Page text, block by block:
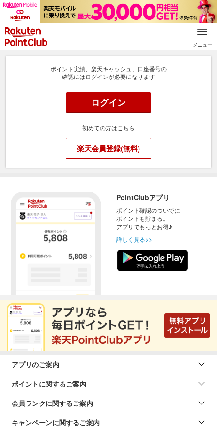
メニュー
ポイント実績、楽天キャッシュ、口座番号の
確認にはログインが必要になります
ログイン
初めての方はこちら
楽天会員登録(無料)
PointClubアプリ
ポイント確認のついでに
ポイントも貯まる。
アプリでもっとお得♪
詳しく見る>>
アプリのご案内
ポイントに関するご案内
会員ランクに関するご案内
キャンペーンに関するご案内